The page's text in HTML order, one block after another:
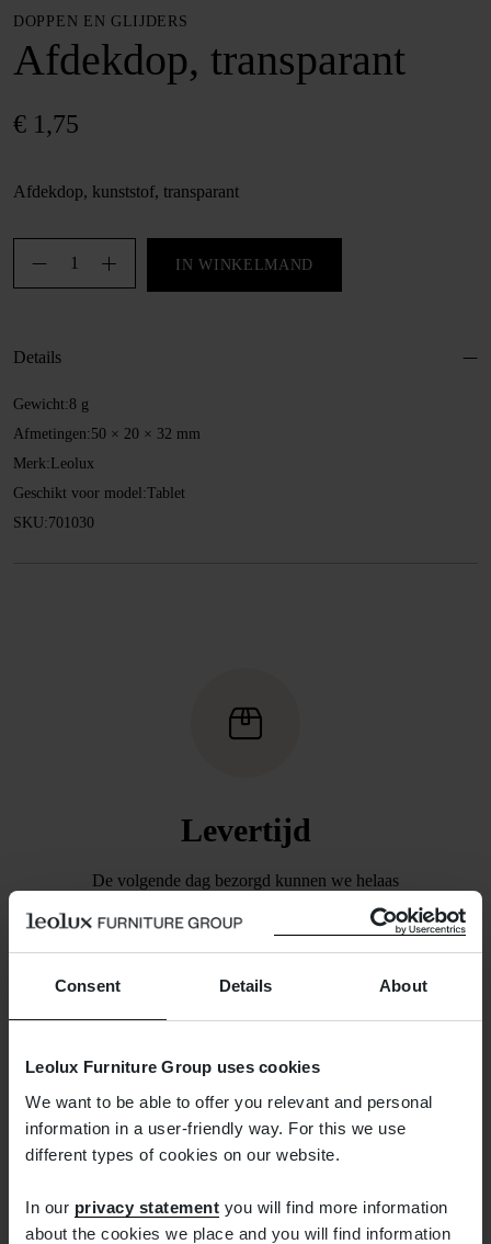
Consent Details About
Leolux Furniture Group uses cookies
We want to be able to offer you relevant and personal
information in a user-friendly way. For this we use
different types of cookies on our website.
In our privacy statement you will find more information
about the cookies we place and you will find information
DOPPEN EN GLIJDERS
Afdekdop, transparant
€ 1,75
Afdekdop, kunststof, transparant
Afdekdop,
transparant
IN WINKELMAND
Details
Gewicht:8 g
Afmetingen:50 × 20 × 32 mm
Merk: Leolux
Geschikt voor model:Tablet
SKU:701030
Levertijd
De volgende dag bezorgd kunnen we helaas
niet beloven. We zorgen wel dat de bestelling
binnen een week is verzonden. Zodra dat het
de zending kunt volgen.
Gratis retourneren